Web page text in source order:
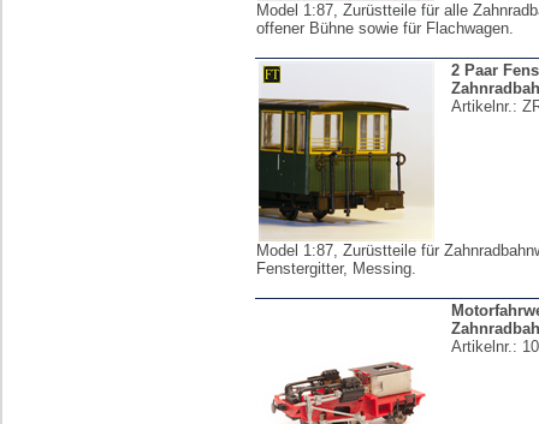
Model 1:87, Zurüstteile für alle
offener Bühne sowie für Flachwagen.
2 Paar
Artikelnr.:
Model 1:87, Zurüstteile für
Fenstergitter, Messing.
Artikelnr.: